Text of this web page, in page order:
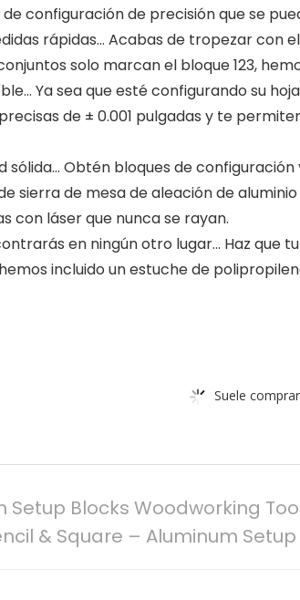
de configuración de precisión que se
rápidas… Acabas de tropezar con
solo marcan el bloque 123,
Ya sea que esté configurando su
de ± 0.001 pulgadas y te
sólida… Obtén bloques de
sierra de mesa de aleación de
con láser que nunca se rayan.
en ningún otro lugar… Haz que
incluido un estuche de
Suele
Setup Blocks Woodworking
& Square – Aluminum